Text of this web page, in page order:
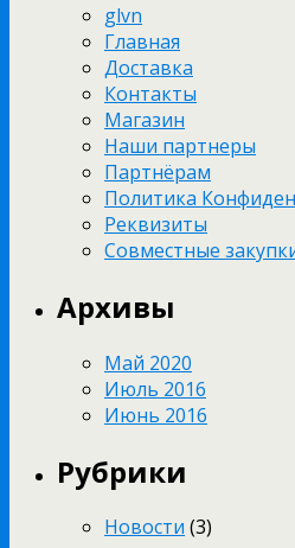
glvn
Главная
Доставка
Контакты
Магазин
Наши партнеры
Партнёрам
Политика
Реквизиты
Совместные
Архивы
Май 2020
Июль 2016
Июнь 2016
Рубрики
Новости (3)